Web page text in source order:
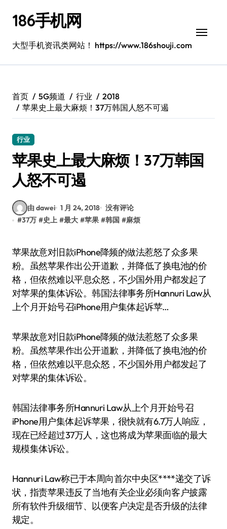
186手机网
大型手机资讯类网站！ https://www.186shouji.com
首页 5G频道 行业
2018
苹果史上最大麻烦！37万韩国人怒不可遏
行业
苹果史上最大麻烦！37万韩国
人怒不可遏
由 dawei 1 月 24, 2018 没有评论
#37万 #史上 #最大 #苹果 #韩国 #麻烦
苹果故意对旧款iPhone降频的做法惹怒了众多果
粉。虽然苹果作出公开道歉，并降低了换电池的价
格，但依然难以平息众怒，不少国外用户都发起了
对苹果的集体诉讼。韩国法律事务所Hannuri Law从
上个月开始号召iPhone用户集体起诉苹…
苹果故意对旧款iPhone降频的做法惹怒了众多果
粉。虽然苹果作出公开道歉，并降低了换电池的价
格，但依然难以平息众怒，不少国外用户都发起了
对苹果的集体诉讼。
韩国法律事务所Hannuri Law从上个月开始号召
iPhone用户集体起诉苹果，很快就有6.7万人响应，
现在已经超过37万人，这也将成为苹果面临的最大
规模集体诉讼。
Hannuri Law称已于本周向首尔中央区****递交了诉
状，指责苹果违反了当地有关企业必须向客户披露
所有软件升级细节、以便客户决定是否升级的法律
规定。